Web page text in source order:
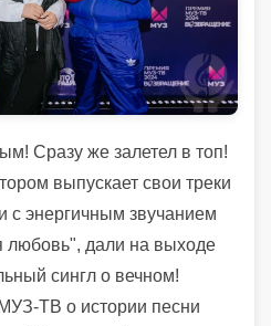
Сразу же залетел в топ!
выпускает свои треки
с энергичным звучанием
любовь", дали на выходе
сингл о вечном!
ТВ о истории песни